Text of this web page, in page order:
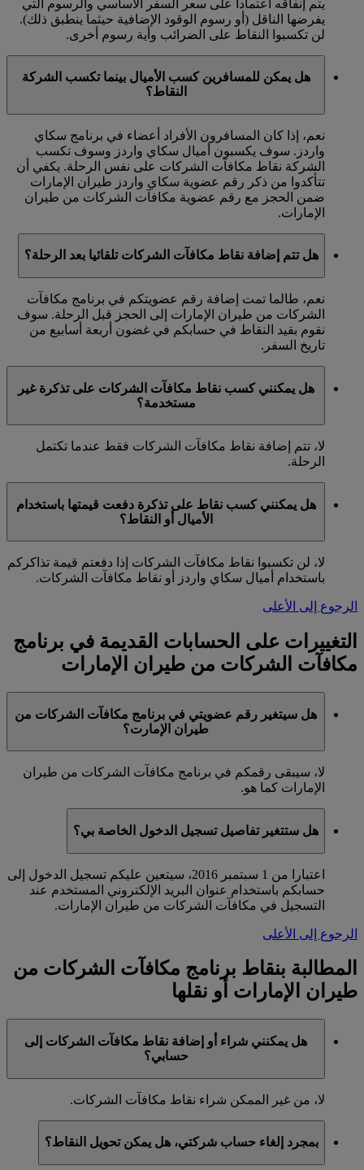
يتم إنفاقه اعتمادا على سعر السفر الأساسي والرسوم التي
يفرضها الناقل (أو رسوم الوقود الإضافية حيثما ينطبق ذلك).
لن تكسبوا النقاط على الضرائب وأية رسوم أخرى.
هل يمكن للمسافرين كسب الأميال بينما تكسب الشركة
النقاط؟
نعم، إذا كان المسافرون الأفراد أعضاء في برنامج سكاي
واردز. سوف يكسبون أميال سكاي واردز وسوف تكسب
الشركة نقاط مكافآت الشركات على نفس الرحلة. يكفي أن
تتأكدوا من ذكر رقم عضوية سكاي واردز طيران الإمارات
ضمن الحجز مع رقم عضوية مكافآت الشركات من طيران
الإمارات.
هل تتم إضافة نقاط مكافآت الشركات تلقائيا بعد الرحلة؟
نعم، طالما تمت إضافة رقم عضويتكم في برنامج مكافآت
الشركات من طيران الإمارات إلى الحجز قبل الرحلة. سوف
نقوم بقيد النقاط في حسابكم في غضون أربعة أسابيع من
تاريخ السفر.
هل يمكنني كسب نقاط مكافآت الشركات على تذكرة غير
مستخدمة؟
لا، تتم إضافة نقاط مكافآت الشركات فقط عندما تكتمل
الرحلة.
هل يمكنني كسب نقاط على تذكرة دفعت قيمتها باستخدام
الأميال أو النقاط؟
لا، لن تكسبوا نقاط مكافآت الشركات إذا دفعتم قيمة تذاكركم
باستخدام أميال سكاي واردز أو نقاط مكافآت الشركات.
الرجوع إلى الأعلى
التغييرات على الحسابات القديمة في برنامج
مكافآت الشركات من طيران الإمارات
هل سيتغير رقم عضويتي في برنامج مكافآت الشركات من
طيران الإمارت؟
لا، سيبقى رقمكم في برنامج مكافآت الشركات من طيران
الإمارات كما هو.
هل ستتغير تفاصيل تسجيل الدخول الخاصة بي؟
اعتبارا من 1 سبتمبر 2016، سيتعين عليكم تسجيل الدخول إلى
حسابكم باستخدام عنوان البريد الإلكتروني المستخدم عند
التسجيل في مكافآت الشركات من طيران الإمارات.
الرجوع إلى الأعلى
المطالبة بنقاط برنامج مكافآت الشركات من
طيران الإمارات أو نقلها
هل يمكنني شراء أو إضافة نقاط مكافآت الشركات إلى
حسابي؟
لا، من غير الممكن شراء نقاط مكافآت الشركات.
بمجرد إلغاء حساب شركتي، هل يمكن تحويل النقاط؟